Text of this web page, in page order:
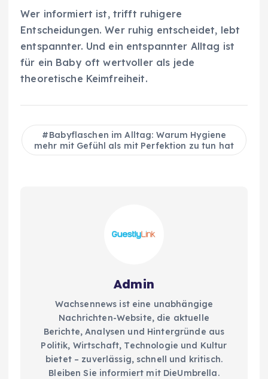
Wer informiert ist, trifft ruhigere
Entscheidungen. Wer ruhig entscheidet, lebt
entspannter. Und ein entspannter Alltag ist
für ein Baby oft wertvoller als jede
theoretische Keimfreiheit.
Babyflaschen im Alltag: Warum Hygiene
mehr mit Gefühl als mit Perfektion zu tun hat
Admin
Wachsennews ist eine unabhängige
Nachrichten-Website, die aktuelle
Berichte, Analysen und Hintergründe aus
Politik, Wirtschaft, Technologie und Kultur
bietet – zuverlässig, schnell und kritisch.
Bleiben Sie informiert mit DieUmbrella.